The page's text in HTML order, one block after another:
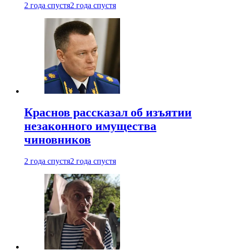
2 года спустя2 года спустя
Краснов рассказал об изъятии
незаконного имущества
чиновников
2 года спустя2 года спустя